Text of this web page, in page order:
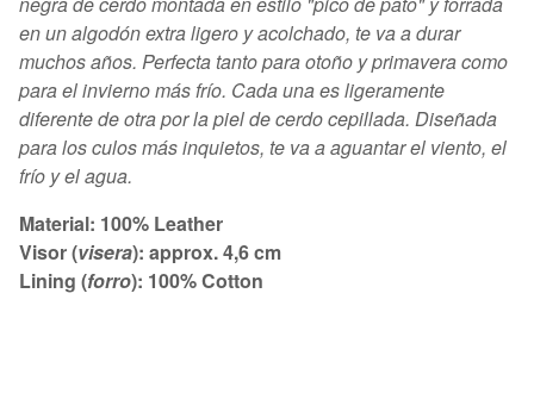
en un algodón extra ligero y acolchado, te va a durar
muchos años. Perfecta tanto para otoño y primavera como
para el invierno más frío. Cada una es ligeramente
diferente de otra por la piel de cerdo cepillada. Diseñada
para los culos más inquietos, te va a aguantar el viento, el
frío y el agua.
Material: 100% Leather
Visor (visera): approx. 4,6 cm
Lining (forro): 100% Cotton